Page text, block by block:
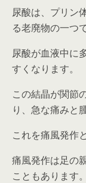
尿酸は、プリン
る老廃物の一つで
尿酸が血液中に
すくなります。
この結晶が関節
り、急な痛みと
これを痛風発作
痛風発作は足の
こともあります。